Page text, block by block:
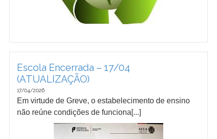
Escola Encerrada – 17/04
(ATUALIZAÇÃO)
17/04/2026
Em virtude de Greve, o estabelecimento de ensino
não reúne condições de funciona[...]